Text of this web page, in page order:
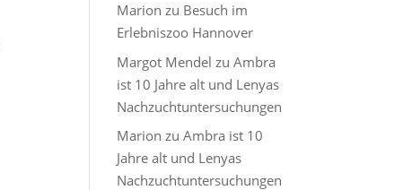
Marion zu Besuch im
Erlebniszoo Hannover
Margot Mendel zuAmbra
ist 10 Jahre alt und Lenyas
Nachzuchtuntersuchungen
Marion zuAmbra ist 10
Jahre alt und Lenyas
Nachzuchtuntersuchungen